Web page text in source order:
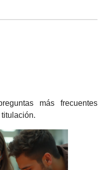
más frecuentes